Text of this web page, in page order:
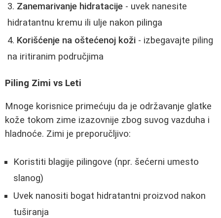
Zanemarivanje hidratacije - uvek nanesite
hidratantnu kremu ili ulje nakon pilinga
Korišćenje na oštećenoj koži - izbegavajte piling
na iritiranim područjima
Piling Zimi vs Leti
Mnoge korisnice primećuju da je održavanje glatke
kože tokom zime izazovnije zbog suvog vazduha i
hladnoće. Zimi je preporučljivo:
Koristiti blagije pilingove (npr. šećerni umesto
slanog)
Uvek nanositi bogat hidratantni proizvod nakon
tuširanja